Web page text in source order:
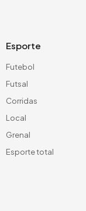
Esporte
Futebol
Futsal
Corridas
Local
Grenal
Esporte total